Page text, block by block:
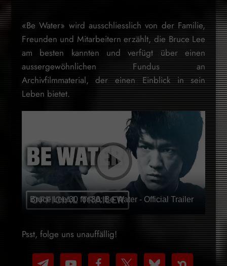
«Be Water» wird ausschliesslich von der Familie,
Freunden und Mitarbeitern erzählt, die Bruce Lee
am besten kannten und verfügt über einen
aussergewöhnlichen Fundus an
Archivfilmmaterial, der einen Einblick in sein
Leben bietet.
Bruce Lee 30 for 30: Be Water - Official Trailer
Psst, folge uns unauffällig!
telegram
youtube-
facebook bluesky nextdoor